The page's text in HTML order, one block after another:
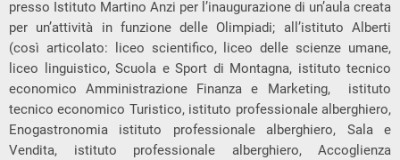
presso Istituto Martino Anzi per l’inaugurazione di un’aula creata
per un’attività in funzione delle Olimpiadi; all’istituto Alberti
(così articolato: liceo scientifico, liceo delle scienze umane,
liceo linguistico, Scuola e Sport di Montagna, istituto tecnico
economico Amministrazione Finanza e Marketing, istituto
tecnico economico Turistico, istituto professionale alberghiero,
Enogastronomia istituto professionale alberghiero, Sala e
Vendita, istituto professionale alberghiero, Accoglienza